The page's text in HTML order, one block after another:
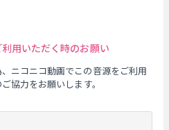
用いただく時のお願い
ニコニコ動画でこの音源をご利用
協力をお願いします。